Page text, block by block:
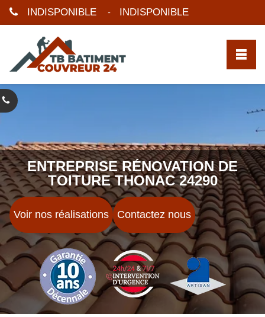
INDISPONIBLE - INDISPONIBLE
ENTREPRISE RÉNOVATION DE
TOITURE THONAC 24290
Voir nos réalisations Contactez nous